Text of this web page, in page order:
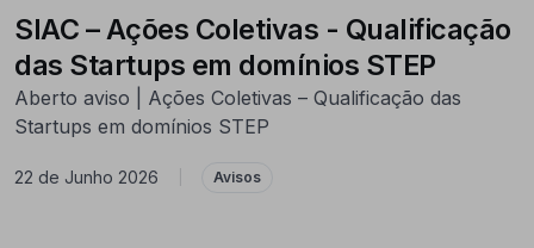
SIAC – Ações Coletivas - Qualificação
das Startups em domínios STEP
Aberto aviso | Ações Coletivas – Qualificação das
Startups em domínios STEP
22 de Junho 2026 Avisos